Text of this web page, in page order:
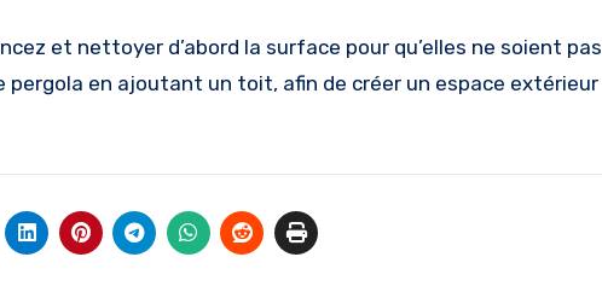
et nettoyer d’abord la surface pour qu’elles ne soient pas
en ajoutant un toit, afin de créer un espace extérieur